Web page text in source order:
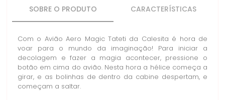
SOBRE O PRODUTO CARACTERÍSTICAS
Com o Avião Aero Magic Tateti da Calesita é hora de
voar para o mundo da imaginação! Para iniciar a
decolagem e fazer a magia acontecer, pressione o
botão em cima do avião. Nesta hora a hélice começa a
girar, e as bolinhas de dentro da cabine despertam, e
começam a saltar.